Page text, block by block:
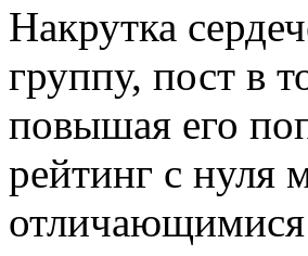
Накрутка
группу, пост в
повышая его
рейтинг с нуля
отличающимися